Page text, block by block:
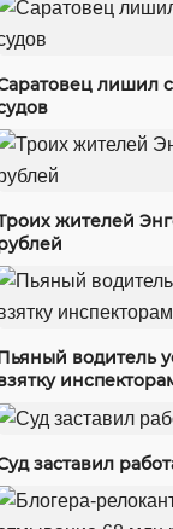
лишил
жителей
водитель
заставил